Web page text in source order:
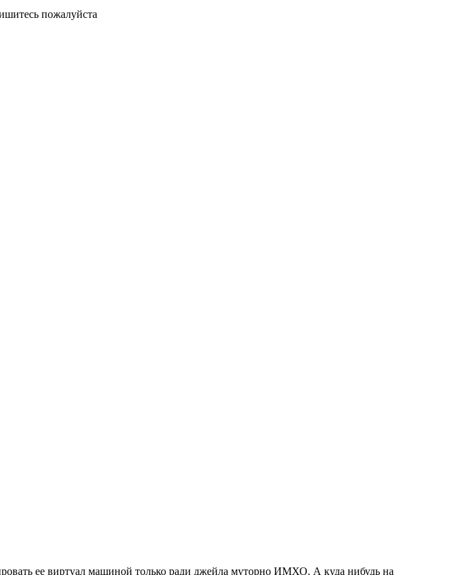
пожалуйста
ее виртуал машиной только ради джейла муторно ИМХО. А куда нибудь на